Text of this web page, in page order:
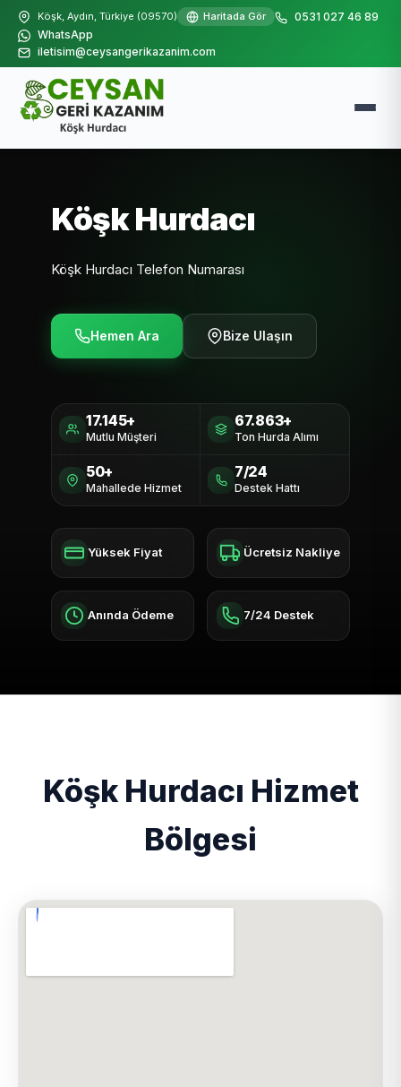
Köşk, Aydın, Türkiye (09570) Haritada Gör
0531 027 46 89
WhatsApp
iletisim@ceysangerikazanim.com
Köşk Hurdacı
Köşk Hurdacı Telefon Numarası
Hemen Ara Bize Ulaşın
17.145+
Mutlu Müşteri
67.863+
Ton Hurda Alımı
50+
Mahallede Hizmet
7/24
Destek Hattı
Yüksek Fiyat Ücretsiz Nakliye
Anında Ödeme 7/24 Destek
Köşk Hurdacı Hizmet
Bölgesi